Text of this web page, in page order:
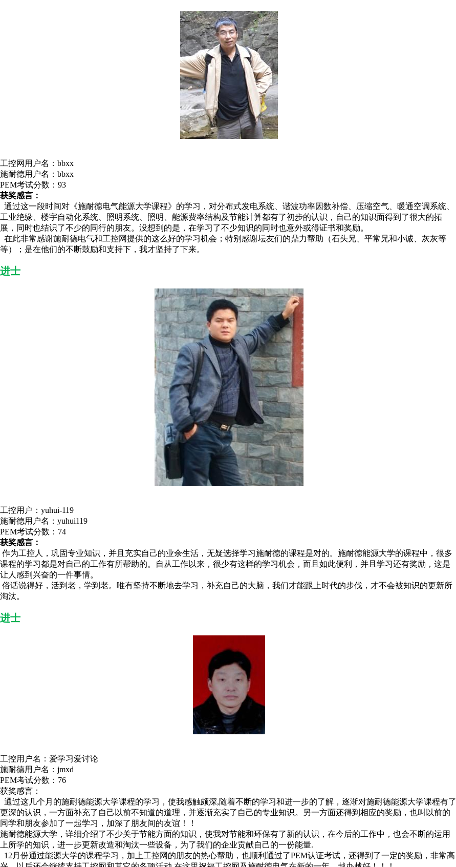
工控网用户名：bbxx
施耐德用户名：bbxx
PEM考试分数：93
获奖感言：
通过这一段时间对《施耐德电气能源大学课程》的学习，对分布式发电系统、谐波功率因数补偿、压缩空气、暖通空调系统、
工业绝缘、楼宇自动化系统、照明系统、照明、能源费率结构及节能计算都有了初步的认识，自己的知识面得到了很大的拓
展，同时也结识了不少的同行的朋友。没想到的是，在学习了不少知识的同时也意外或得证书和奖励。
在此非常感谢施耐德电气和工控网提供的这么好的学习机会；特别感谢坛友们的鼎力帮助（石头兄、平常兄和小诚、灰灰等
等）；是在他们的不断鼓励和支持下，我才坚持了下来。
进士
工控用户：yuhui-119
施耐德用户名：yuhui119
PEM考试分数：74
获奖感言：
作为工控人，巩固专业知识，并且充实自己的业余生活，无疑选择学习施耐德的课程是对的。施耐德能源大学的课程中，很多
课程的学习都是对自己的工作有所帮助的。自从工作以来，很少有这样的学习机会，而且如此便利，并且学习还有奖励，这是
让人感到兴奋的一件事情。
俗话说得好，活到老，学到老。唯有坚持不断地去学习，补充自己的大脑，我们才能跟上时代的步伐，才不会被知识的更新所
淘汰。
进士
工控用户名：爱学习爱讨论
施耐德用户名：jmxd
PEM考试分数：76
获奖感言：
通过这几个月的施耐德能源大学课程的学习，使我感触颇深,随着不断的学习和进一步的了解，逐渐对施耐德能源大学课程有了
更深的认识，一方面补充了自己以前不知道的道理，并逐渐充实了自己的专业知识。另一方面还得到相应的奖励，也叫以前的
同学和朋友参加了一起学习，加深了朋友间的友谊！！
施耐德能源大学，详细介绍了不少关于节能方面的知识，使我对节能和环保有了新的认识，在今后的工作中，也会不断的运用
上所学的知识，进一步更新改造和淘汰一些设备，为了我们的企业贡献自己的一份能量.
12月份通过能源大学的课程学习，加上工控网的朋友的热心帮助，也顺利通过了PEM认证考试，还得到了一定的奖励，非常高